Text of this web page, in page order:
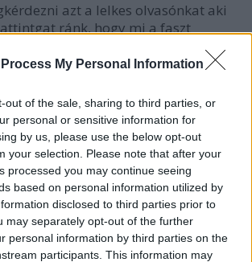
Process My Personal Information
out of the sale, sharing to third parties, or
personal or sensitive information for
by us, please use the below opt-out
your selection. Please note that after your
processed you may continue seeing
based on personal information utilized by
disclosed to third parties prior to
may separately opt-out of the further
personal information by third parties on the
participants. This information may
azt a lelkes olvasónkat aki
ránk, hogy mi a faszt
már lement a lenti videó, de
meg, viszont betegre röhögtem
szerint, eddig is csipáztam
cinikus, nagyképű pofátlan
még magasabbra rakta a lécet ezzel
De pont azért…